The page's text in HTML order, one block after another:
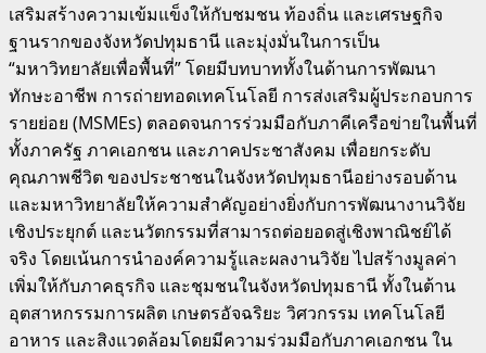
เสริมสร้างความเข้มแข็งให้กับชมชน ท้องถิ่น และเศรษฐกิจ
ฐานรากของจังหวัดปทุมธานี และมุ่งมั่นในการเป็น
“มหาวิทยาลัยเพื่อพื้นที่” โดยมีบทบาททั้งในด้านการพัฒนา
ทักษะอาชีพ การถ่ายทอดเทคโนโลยี การส่งเสริมผู้ประกอบการ
รายย่อย (MSMEs) ตลอดจนการร่วมมือกับภาคีเครือข่ายในพื้นที่
ทั้งภาครัฐ ภาคเอกชน และภาคประชาสังคม เพื่อยกระดับ
คุณภาพชีวิต ของประชาชนในจังหวัดปทุมธานีอย่างรอบด้าน
และมหาวิทยาลัยให้ความสำคัญอย่างยิ่งกับการพัฒนางานวิจัย
เชิงประยุกต์ และนวัตกรรมที่สามารถต่อยอดสู่เชิงพาณิชย์ได้
จริง โดยเน้นการนำองค์ความรู้และผลงานวิจัย ไปสร้างมูลค่า
เพิ่มให้กับภาคธุรกิจ และชุมชนในจังหวัดปทุมธานี ทั้งในต้าน
อุตสาหกรรมการผลิต เกษตรอัจฉริยะ วิศวกรรม เทคโนโลยี
อาหาร และสิงแวดล้อมโดยมีความร่วมมือกับภาคเอกชน ใน